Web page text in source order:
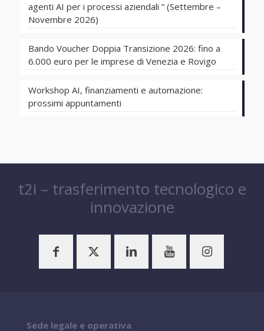
agenti AI per i processi aziendali ” (Settembre –
Novembre 2026)
Bando Voucher Doppia Transizione 2026: fino a
6.000 euro per le imprese di Venezia e Rovigo
Workshop AI, finanziamenti e automazione:
prossimi appuntamenti
t2i – trasferimento tecnologico e
innovazione
Sede legale e operativa